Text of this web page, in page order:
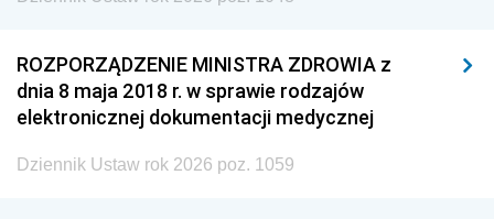
ROZPORZĄDZENIE MINISTRA ZDROWIA z
dnia 8 maja 2018 r. w sprawie rodzajów
elektronicznej dokumentacji medycznej
Dziennik Ustaw rok 2026 poz. 1059